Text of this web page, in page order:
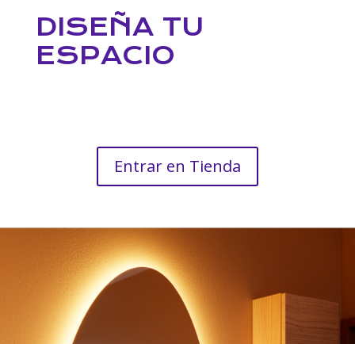
DISEÑA TU
ESPACIO
Entrar en Tienda